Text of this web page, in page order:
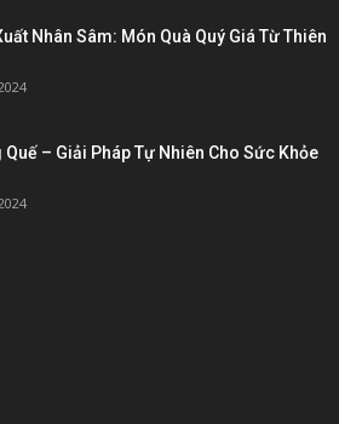
Nhân Sâm: Món Quà Quý Giá Từ Thiên
Quế – Giải Pháp Tự Nhiên Cho Sức Khỏe